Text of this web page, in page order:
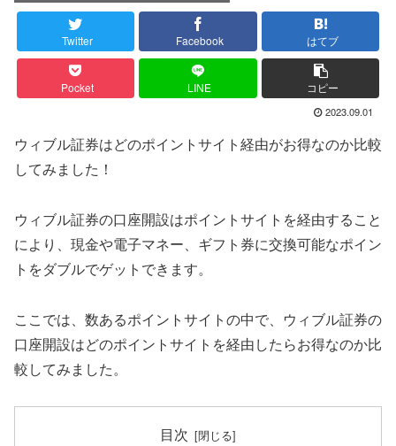
Twitter Facebook はてブ
Pocket LINE コピー
2023.09.01
ウィブル証券はどのポイントサイト経由がお得なのか比較
してみました！
ウィブル証券の口座開設はポイントサイトを経由すること
により、現金や電子マネー、ギフト券に交換可能なポイン
トをダブルでゲットできます。
ここでは、数あるポイントサイトの中で、ウィブル証券の
口座開設はどのポイントサイトを経由したらお得なのか比
較してみました。
目次